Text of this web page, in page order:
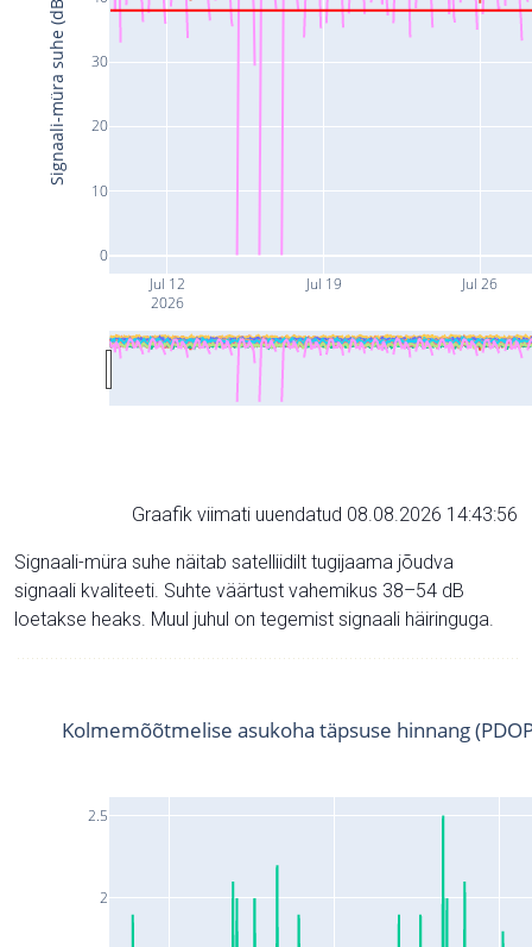
Jul 12
2026
Jul 19 Jul 26
0
10
20
30
Signaali-müra suhe (dB)
Graafik viimati uuendatud 08.08.2026 14:43:56
Signaali-müra suhe näitab satelliidilt tugijaama jõudva
signaali kvaliteeti. Suhte väärtust vahemikus 38–54 dB
loetakse heaks. Muul juhul on tegemist signaali häiringuga.
2
2.5
Kolmemõõtmelise asukoha täpsuse hinnang